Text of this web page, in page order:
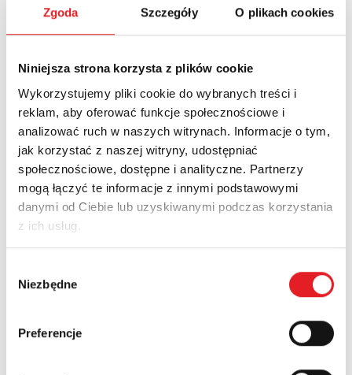
Zgoda Szczegóły O plikach cookies
Niniejsza strona korzysta z plików cookie
Wykorzystujemy pliki cookie do wybranych treści i
reklam, aby oferować funkcje społecznościowe i
analizować ruch w naszych witrynach. Informacje o tym,
jak korzystać z naszej witryny, udostępniać
społecznościowe, dostępne i analityczne. Partnerzy
mogą łączyć te informacje z innymi podstawowymi
danymi od Ciebie lub uzyskiwanymi podczas korzystania
z ich usług.
zgody
Niezbędne
Preferencje
Nazwa firmy:
Numer telefonu: